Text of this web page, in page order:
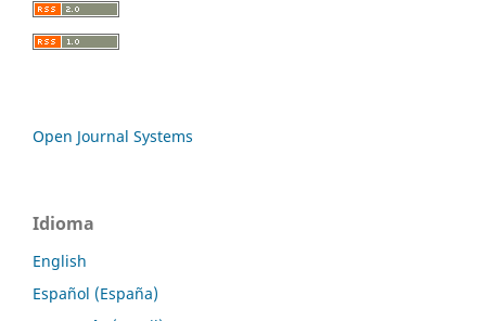
Open Journal Systems
Idioma
English
Español (España)